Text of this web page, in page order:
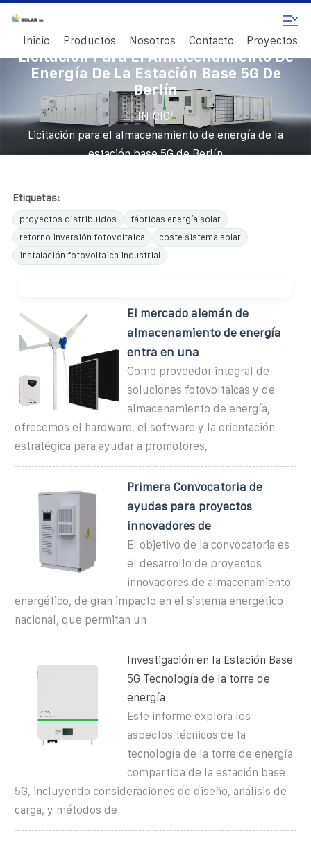
Inicio Productos Nosotros Contacto Proyectos
Licitación Para El Almacenamiento De
Energía De La Estación Base 5G De
Berlín
INICIO/
Licitación para el almacenamiento de energía de la
estación base 5G de Berlín
Etiquetas:
proyectos distribuidos
fábricas energía solar
retorno inversión fotovoltaica
coste sistema solar
instalación fotovoltaica industrial
El mercado alemán de
almacenamiento de energía
entra en una
Como proveedor integral de
soluciones fotovoltaicas y de
almacenamiento de energía,
ofrecemos el hardware, el software y la orientación
estratégica para ayudar a promotores,
Primera Convocatoria de
ayudas para proyectos
innovadores de
El objetivo de la convocatoria es
el desarrollo de proyectos
innovadores de almacenamiento
energético, de gran impacto en el sistema energético
nacional, que permitan un
Investigación en la Estación Base
5G Tecnología de la torre de
energía
Este informe explora los
aspectos técnicos de la
tecnología de la torre de energía
compartida de la estación base
5G, incluyendo consideraciones de diseño, análisis de
carga, y métodos de